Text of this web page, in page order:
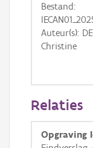
GRB-
Bestand:
Auteur(s):
Christine
Relaties
Opgraving